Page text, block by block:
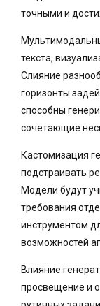
точными и
текста,
Слияние
горизонты
способны
сочетающие
Кастомизация
подстраивать
Модели будут
требования
инструментом
возможностей
Влияние
просвещение и